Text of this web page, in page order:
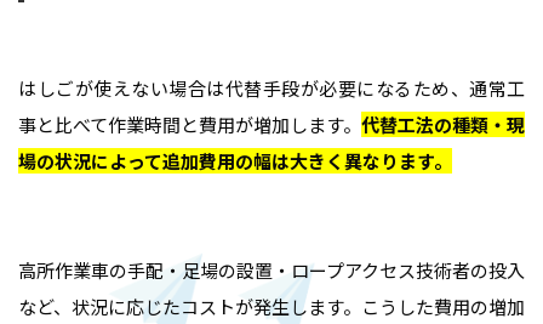
はしごが使えない場合は代替手段が必要になるため、通常工
事と比べて作業時間と費用が増加します。 代替工法の種類・現
場の状況によって追加費用の幅は大きく異なります。
高所作業車の手配・足場の設置・ロープアクセス技術者の投入
など、状況に応じたコストが発生します。こうした費用の増加